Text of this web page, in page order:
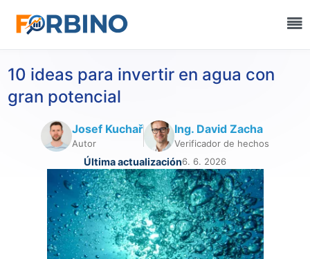
10 ideas para invertir en agua con
gran potencial
Josef Kuchař
Autor
Ing. David Zacha
Verificador de hechos
Última actualización6. 6. 2026